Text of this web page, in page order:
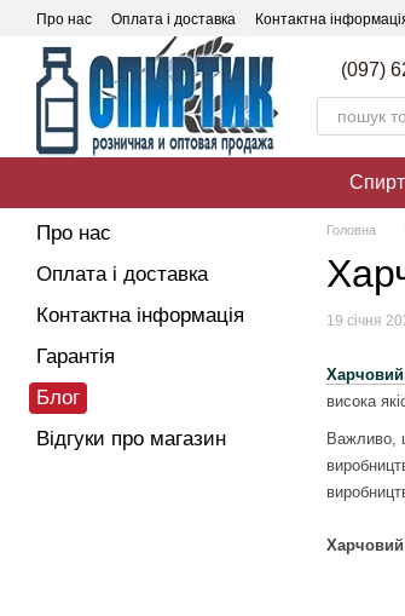
Перейти до основного контенту
Про нас Оплата і доставка Контактна
(097)
Спирт
Головна
19 січня
висока
Важливо,
Про нас
Оплата і доставка
Контактна інформація
Гарантія
Блог
Відгуки про магазин